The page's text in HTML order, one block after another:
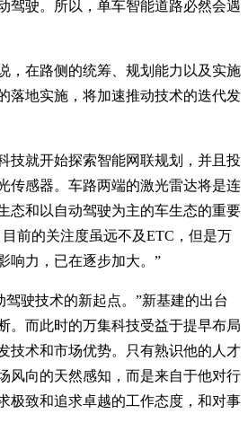
驾驶。所以，单车智能道路必然会遇
，在路侧的统筹、规划能力以及实施
落地实施，将加速推动技术的迭代发
技就开始探索智能网联规划，并且投
感器。车路两端的激光雷达将是连
态和以自动驾驶为主的车生态的重要
前的关注度虽远不及ETC，但是万
响力，已在逐步加大。”
驾驶技术的新起点。”新基建的出台
。而此时的万集科技受益于提早布局
技术和市场优势。只有熟识他的人才
风向的天然感知，而是来自于他对行
极致和追求卓越的工作态度，和对事